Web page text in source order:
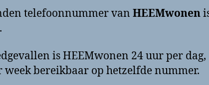
telefoonnummer van HEEMwonen
.
is HEEMwonen 24 uur per dag,
week bereikbaar op hetzelfde nummer.